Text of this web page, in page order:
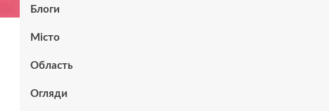
Блоги
Місто
Область
Огляди